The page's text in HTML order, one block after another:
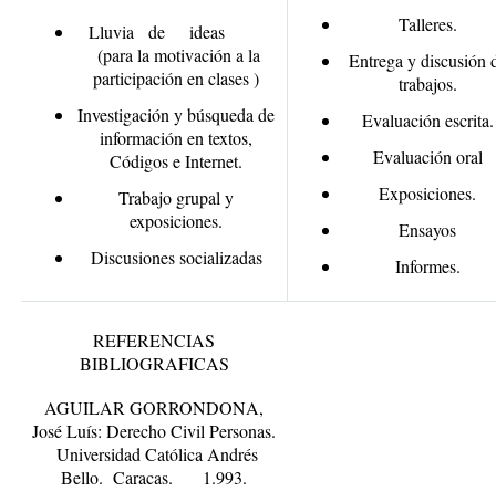
Lluvia de ideas
(para la motivación a la
participación en clases )
Investigación y búsqueda de
información en textos,
Códigos e Internet.
Trabajo grupal y
exposiciones.
Discusiones socializadas
Talleres.
Entrega y discusión
trabajos.
Evaluación escrita.
Evaluación oral
Exposiciones.
Ensayos
Informes.
REFERENCIAS
BIBLIOGRAFICAS
AGUILAR GORRONDONA,
José Luís: Derecho Civil Personas.
Universidad Católica Andrés
Bello. Caracas. 1.993.